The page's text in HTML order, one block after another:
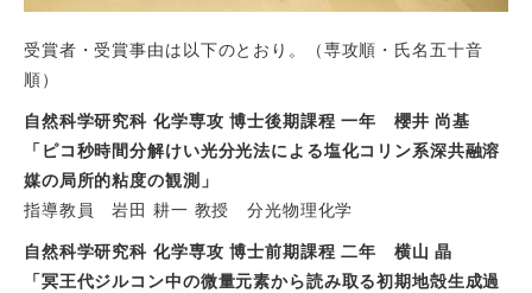
受賞者・受賞事由は以下のとおり。（専攻順・氏名五十音
順）
自然科学研究科 化学専攻 博士後期課程 一年 櫻井 尚基
「ピコ秒時間分解けい光分光法による塩化コリン系深共融溶
媒の局所的粘度の観測」
指導教員 岩田 耕一 教授 分光物理化学
自然科学研究科 化学専攻 博士前期課程 二年 横山 晶
「冥王代ジルコン中の微量元素から読み取る初期地殻生成過